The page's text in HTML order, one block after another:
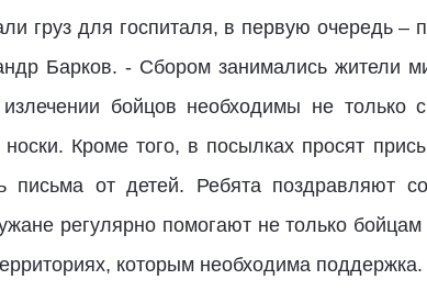
груз для госпиталя, в первую очередь
Барков. - Сбором занимались жители
бойцов необходимы не только
Кроме того, в посылках просят
письма от детей. Ребята поздравляют
регулярно помогают не только
которым необходима поддержка.